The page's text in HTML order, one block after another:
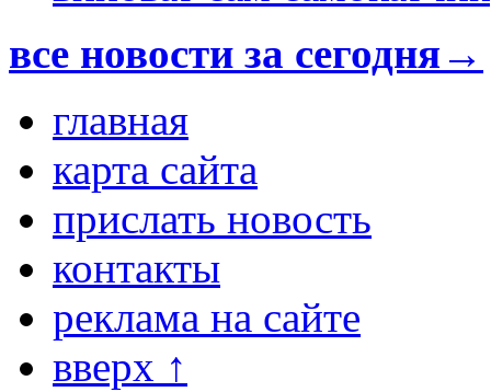
все новости за сегодня→
главная
карта сайта
прислать новость
контакты
реклама на сайте
вверх ↑